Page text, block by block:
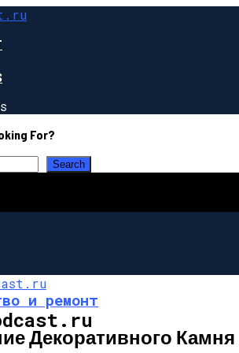
For?
и ремонт
Декоративного